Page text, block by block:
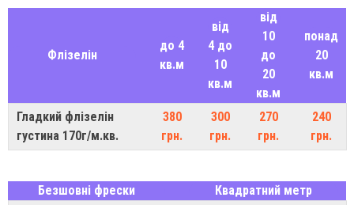
Флізелін
до 4
кв.м
від
4 до
10
кв.м
від
10
до
20
кв.м
понад
20
кв.м
Гладкий флізелін
густина 170г/м.кв.
380
грн.
300
грн.
270
грн.
240
грн.
Безшовні фрески
Квадратний метр